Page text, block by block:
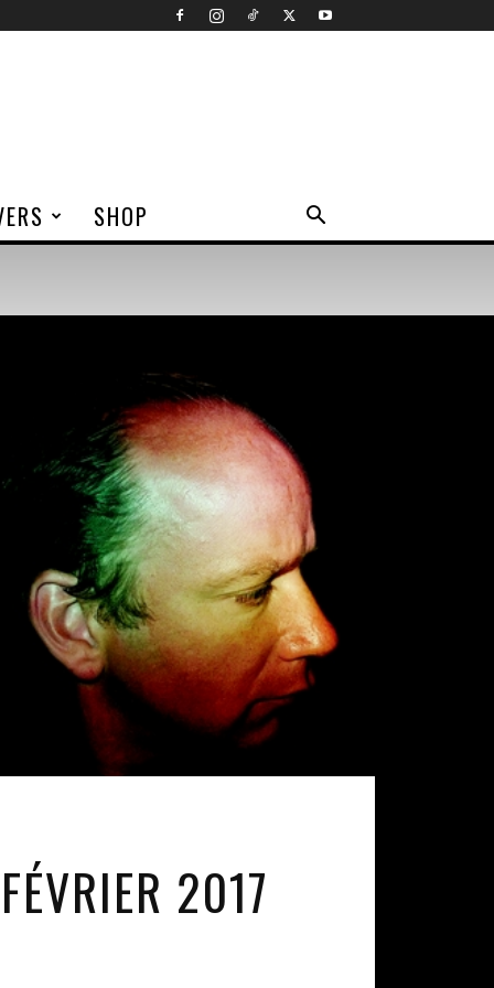
SHOP
2017